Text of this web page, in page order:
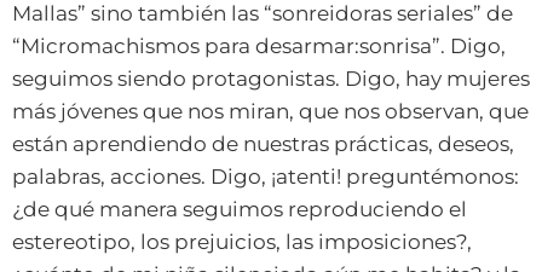
Mallas” sino también las “sonreidoras seriales” de
“Micromachismos para desarmar:sonrisa”. Digo,
seguimos siendo protagonistas. Digo, hay mujeres
más jóvenes que nos miran, que nos observan, que
están aprendiendo de nuestras prácticas, deseos,
palabras, acciones. Digo, ¡atenti! preguntémonos:
¿de qué manera seguimos reproduciendo el
estereotipo, los prejuicios, las imposiciones?,